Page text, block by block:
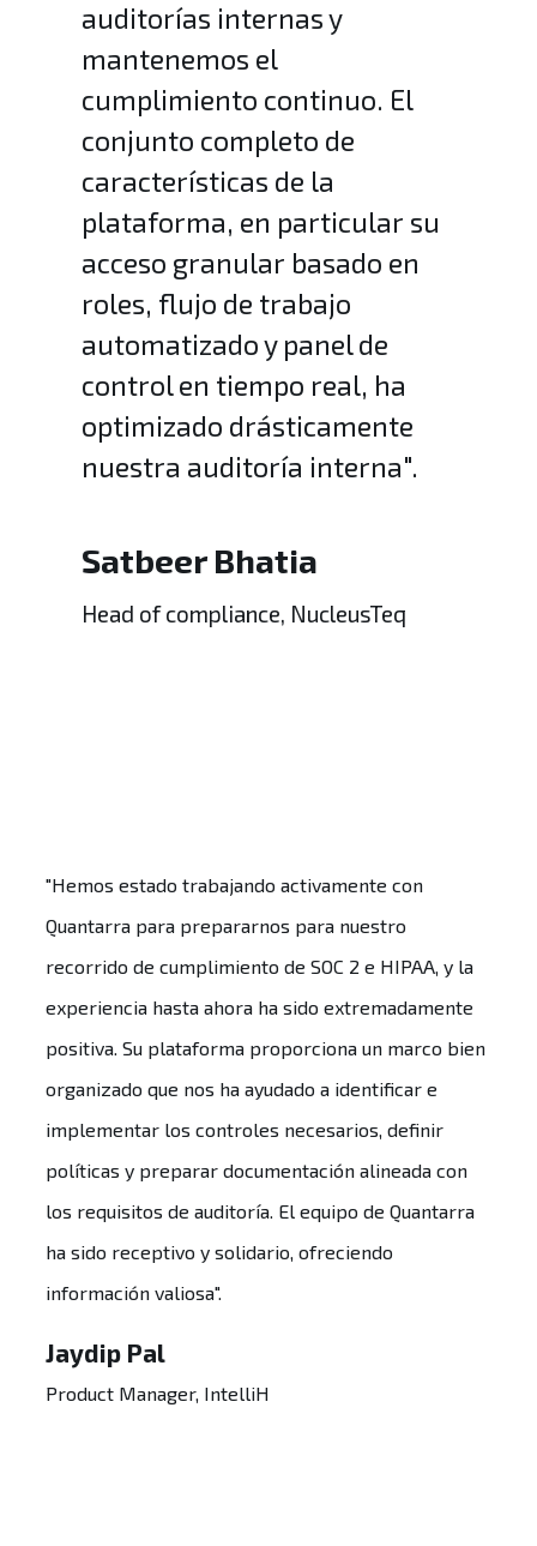
auditorías internas y
mantenemos el
cumplimiento continuo. El
conjunto completo de
características de la
plataforma, en particular su
acceso granular basado en
roles, flujo de trabajo
automatizado y panel de
control en tiempo real, ha
optimizado drásticamente
nuestra auditoría interna".
Satbeer Bhatia
Head of compliance, NucleusTeq
"Hemos estado trabajando activamente con
Quantarra para prepararnos para nuestro
recorrido de cumplimiento de SOC 2 e HIPAA, y la
experiencia hasta ahora ha sido extremadamente
positiva. Su plataforma proporciona un marco bien
organizado que nos ha ayudado a identificar e
implementar los controles necesarios, definir
políticas y preparar documentación alineada con
los requisitos de auditoría. El equipo de Quantarra
ha sido receptivo y solidario, ofreciendo
información valiosa".
Jaydip Pal
Product Manager, IntelliH